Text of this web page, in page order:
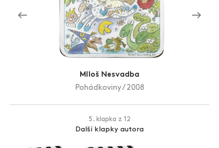
Miloš Nesvadba
Pohádkoviny / 2008
5. klapka z 12
Další klapky autora